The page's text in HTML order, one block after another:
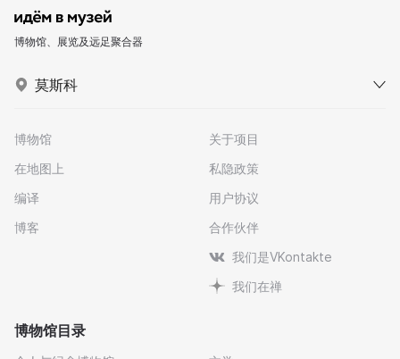
博物馆、展览及远足聚合器
莫斯科
博物馆
在地图上
编译
博客
关于项目
私隐政策
用户协议
合作伙伴
我们是VKontakte
我们在禅
博物馆目录